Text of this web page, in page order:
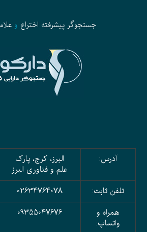
جستجوگر پیشرفته اختراع و
آدرس:
البرز، کرج، پارک
علم و فناوری البرز
تلفن ثابت:
02634764078
همراه و
واتساپ:
09355047676